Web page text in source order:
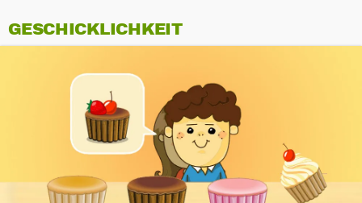
GESCHICKLICHKEIT